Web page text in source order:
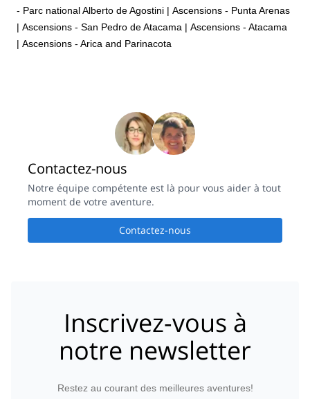
- Parc national Alberto de Agostini | Ascensions - Punta Arenas
| Ascensions - San Pedro de Atacama | Ascensions - Atacama
| Ascensions - Arica and Parinacota
Contactez-nous
Notre équipe compétente est là pour vous aider à tout
moment de votre aventure.
Contactez-nous
Inscrivez-vous à
notre newsletter
Restez au courant des meilleures aventures!